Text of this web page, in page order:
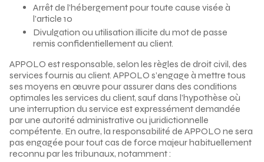
Arrêt de l’hébergement pour toute cause visée à
l’article 10
Divulgation ou utilisation illicite du mot de passe
remis confidentiellement au client.
APPOLO est responsable, selon les règles de droit civil, des
services fournis au client. APPOLO s’engage à mettre tous
ses moyens en œuvre pour assurer dans des conditions
optimales les services du client, sauf dans l’hypothèse où
une interruption du service est expressément demandée
par une autorité administrative ou juridictionnelle
compétente. En outre, la responsabilité de APPOLO ne sera
pas engagée pour tout cas de force majeur habituellement
reconnu par les tribunaux, notamment :